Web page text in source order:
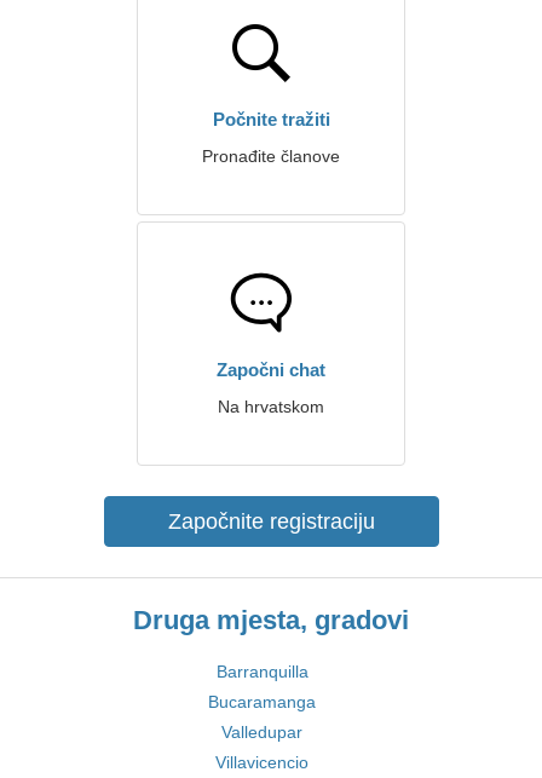
Počnite tražiti
Pronađite članove
Započni chat
Na hrvatskom
Započnite registraciju
Druga mjesta, gradovi
Barranquilla
Bucaramanga
Valledupar
Villavicencio